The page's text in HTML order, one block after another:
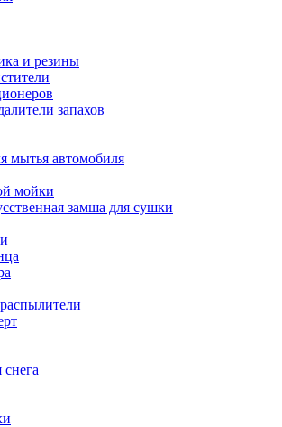
и резины
запахов
мытья автомобиля
мойки
замша для сушки